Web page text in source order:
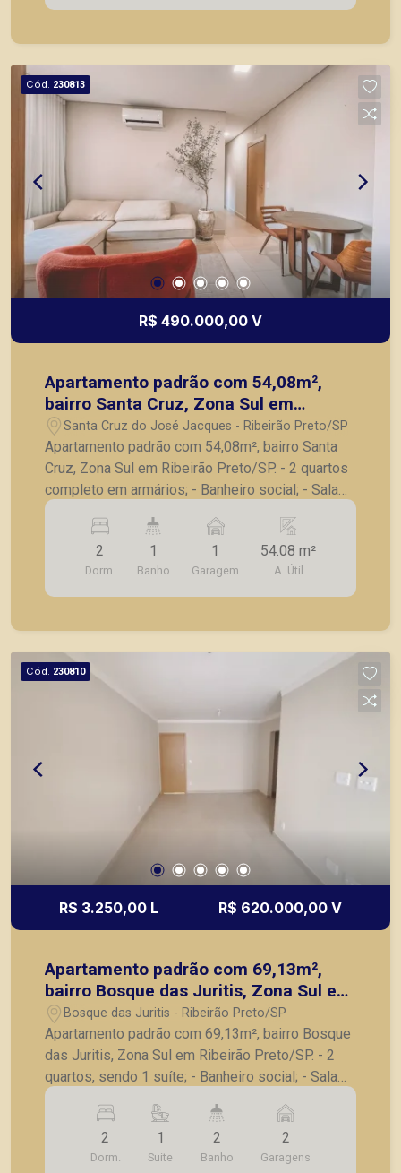
mesmo nos principais lançamentos da cidade de
Cód. 230813
R$ 490.000,00 V
Apartamento padrão com 54,08m²,
bairro Santa Cruz, Zona Sul em
Ribeirão Preto/SP.
Santa Cruz do José Jacques - Ribeirão Preto/SP
Apartamento padrão com 54,08m², bairro Santa
Cruz, Zona Sul em Ribeirão Preto/SP. - 2 quartos
completo em armários; - Banheiro social; - Sala
para 2 ambientes; - Sacada; - Cozinha planejada; -
Lavanderia; - 1 vaga de garagem. Também temos
imóveis no Jardim Olhos d´Água, Nova Aliança,
Jardim Irajá, Bosque das Juritis, casas e
apartamentos próximos a mercados, farmácias,
2
Dorm.
1
Banho
1
Garagem
54.08 m²
A. Útil
Cód. 230810
R$ 3.250,00 L R$ 620.000,00 V
Apartamento padrão com 69,13m²,
bairro Bosque das Juritis, Zona Sul em
Ribeirão Preto/SP.
Bosque das Juritis - Ribeirão Preto/SP
Apartamento padrão com 69,13m², bairro Bosque
das Juritis, Zona Sul em Ribeirão Preto/SP. - 2
quartos, sendo 1 suíte; - Banheiro social; - Sala
para 2 ambientes; - Sacada; - Cozinha; -
Lavanderia; - 2 vagas de garagem. Também
temos imóveis no Jardim Olhos d´Água, Nova
Aliança, Jardim Irajá, Bosque das Juritis, casas e
2
Dorm.
1
Suite
2
Banho
2
Garagens